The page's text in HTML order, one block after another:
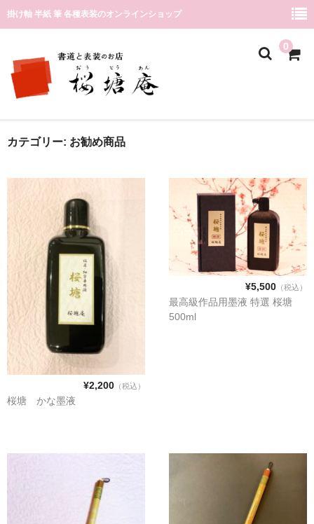
掛け軸 半紙 筆 各種表装のオンラインショップ
0
店舗ページ
紙
カート
店舗情報
お問い合わせフォーム
カテゴリー: お勧め商品
¥2,200（税込）
桜塘 かな墨液
¥5,500（税込）
最高級作品用墨液 特選 桜塘
500ml